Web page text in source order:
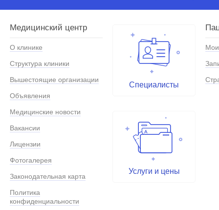
Медицинский центр
О клинике
Структура клиники
Вышестоящие организации
Объявления
Медицинские новости
Вакансии
Лицензии
Фотогалерея
Законодательная карта
Политика
конфиденциальности
Специалисты
Услуги и цены